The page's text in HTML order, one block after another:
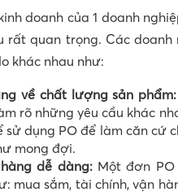
doanh của 1 doanh
rất quan trọng. Các
khác nhau như:
về chất lượng sản phẩm:
rõ những yêu cầu khác
sử dụng PO để làm căn cứ
mong đợi.
dễ dàng:Một đơn PO
mua sắm, tài chính, vận